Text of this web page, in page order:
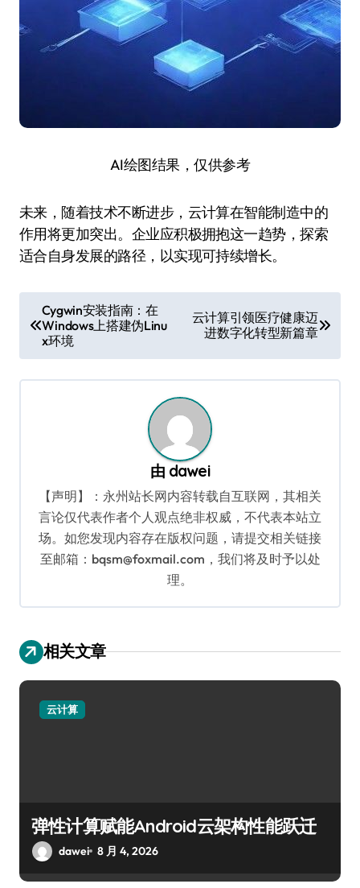
AI绘图结果，仅供参考
未来，随着技术不断进步，云计算在智能制造中的
作用将更加突出。企业应积极拥抱这一趋势，探索
适合自身发展的路径，以实现可持续增长。
章
导
航
Cygwin安装指南：在
Windows上搭建伪Linu
x环境
云计算引领医疗健康迈
进数字化转型新篇章
由 dawei
【声明】：永州站长网内容转载自互联网，其相关
言论仅代表作者个人观点绝非权威，不代表本站立
场。如您发现内容存在版权问题，请提交相关链接
至邮箱：bqsm@foxmail.com，我们将及时予以处
理。
相关文章
云计算
弹性计算赋能Android云架构性能跃迁
dawei 8 月 4, 2026